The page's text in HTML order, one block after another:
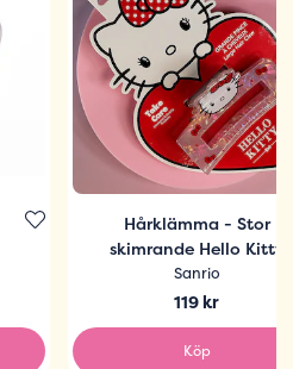
Hårklämma - Stor
skimrande Hello Kitty
Sanrio
119 kr
Köp